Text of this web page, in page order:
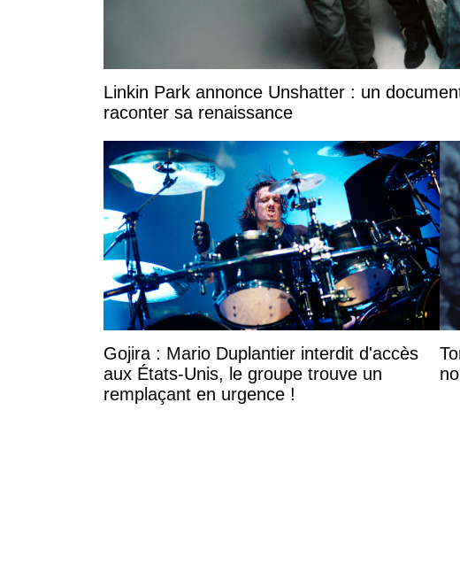
Linkin Park annonce Unshatter : un
raconter sa renaissance
Gojira : Mario Duplantier interdit d'accès
aux États-Unis, le groupe trouve un
remplaçant en urgence !